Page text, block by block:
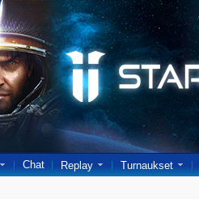
Chat Replay Turnaukset